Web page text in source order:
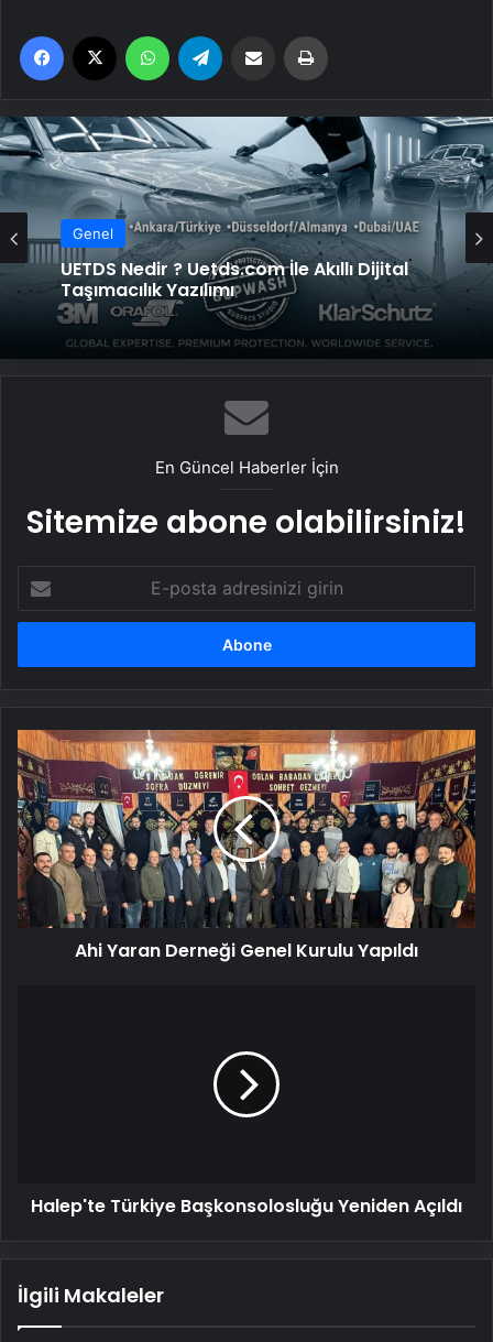
Facebook WhatsApp Email'den paylaş
Genel
Taşımacılık Yazılımı
Genel
Datahost İle Güvenilir Sunucu Hizmetleri
En Güncel Haberler İçin
Sitemize abone olabilirsiniz!
posta
adresinizi
Ahi
Yaran
Derneği
Genel
Kurulu
Yapıldı
Ahi Yaran Derneği Genel Kurulu Yapıldı
Halep'te Türkiye Başkonsolosluğu Yeniden Açıldı
İlgili Makaleler